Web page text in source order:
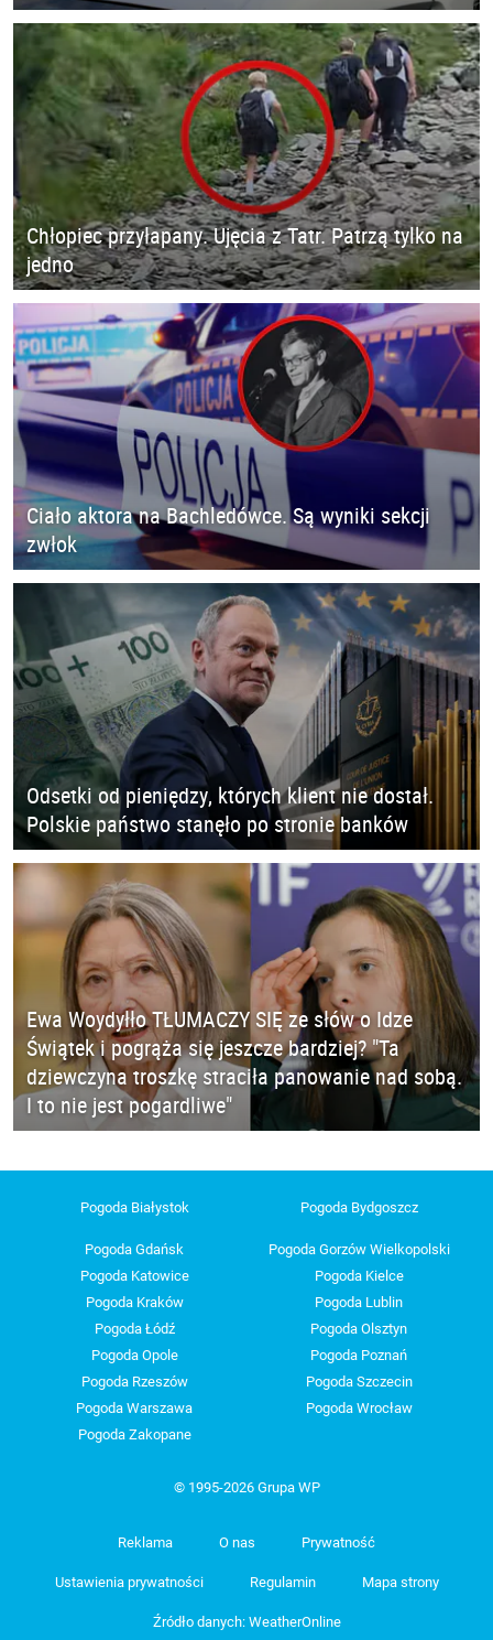
Chłopiec przyłapany. Ujęcia z Tatr. Patrzą tylko na
jedno
Ciało aktora na Bachledówce. Są wyniki sekcji
zwłok
Odsetki od pieniędzy, których klient nie dostał.
Polskie państwo stanęło po stronie banków
Ewa Woydyłło TŁUMACZY SIĘ ze słów o Idze
Świątek i pogrąża się jeszcze bardziej? "Ta
dziewczyna troszkę straciła panowanie nad sobą.
I to nie jest pogardliwe"
Pogoda Białystok Pogoda Bydgoszcz
Pogoda Gdańsk
Pogoda Gorzów Wielkopolski
Pogoda Katowice
Pogoda Kielce
Pogoda Kraków
Pogoda Lublin
Pogoda Łódź
Pogoda Olsztyn
Pogoda Opole
Pogoda Poznań
Pogoda Rzeszów
Pogoda Szczecin
Pogoda Warszawa
Pogoda Wrocław
Pogoda Zakopane
© 1995-2026 Grupa WP
Reklama O nas Prywatność
Ustawienia prywatności Regulamin Mapa strony
Źródło danych: WeatherOnline